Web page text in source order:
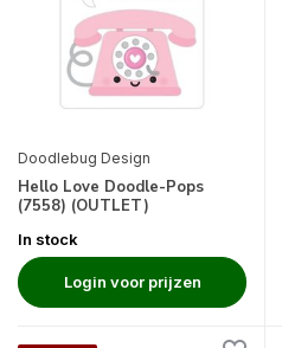
Doodlebug Design
Hello Love Doodle-Pops
(7558) (OUTLET)
In stock
Login voor prijzen